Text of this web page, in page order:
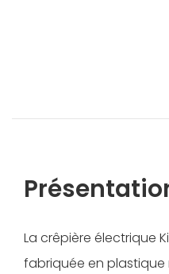
La crêpière électrique
fabriquée en